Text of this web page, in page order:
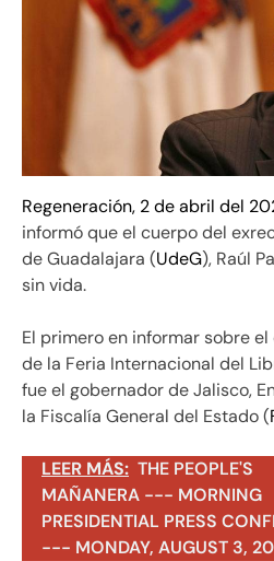
Regeneración, 2 de abril del
informó que el cuerpo del
de Guadalajara (UdeG), Raúl
sin vida.
El primero en informar sobre
de la Feria Internacional del
fue el gobernador de Jalisco,
la Fiscalía General del Estado (
LEER MÁS: THE PEOPLE'S
MAÑANERA --- MORNING
PRESIDENTIAL PRESS
--- MONDAY, AUGUST 3,